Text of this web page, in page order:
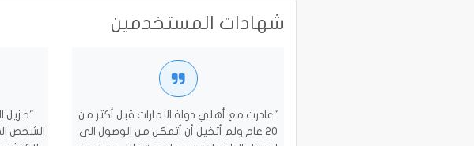
شهادات المستخدمين
"غادرت مع أهلي دولة الامارات قبل أكثر من
20 عام ولم أتخيل أن أتمكن من الوصول الى
"جزيل
الشخص